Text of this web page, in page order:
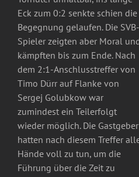
Eck zum 0:2 senkte schien die
Begegnung gelaufen. Die SVB-
Spieler zeigten aber Moral
kämpften bis zum Ende. Nach
dem 2:1-Anschlusstreffer von
Timo Dürr auf Flanke von
Sergej Golubkow war
zumindest ein Teilerfolgt
wieder möglich. Die Gastgeber
hatten nach diesem Treffer
Hände voll zu tun, um die
Führung über die Zeit zu